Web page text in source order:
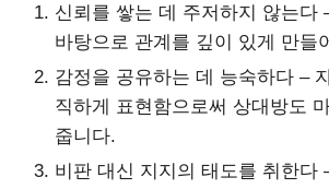
신뢰를 쌓는 데 주저하지 않는다
바탕으로 관계를 깊이 있게 만들
감정을 공유하는 데 능숙하다 –
직하게 표현함으로써 상대방도
줍니다.
비판 대신 지지의 태도를 취한다